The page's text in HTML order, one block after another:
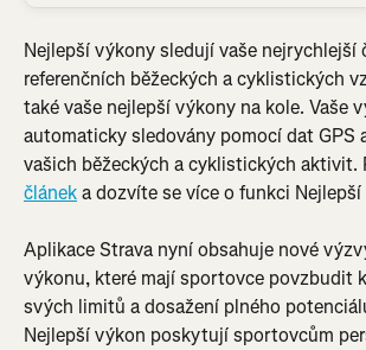
Nejlepší výkony sledují vaše nejrychlejší
referenčních běžeckých a cyklistických
také vaše nejlepší výkony na kole. Vaše
automaticky sledovány pomocí dat GPS
vašich běžeckých a cyklistických aktivit.
článek a dozvíte se více o funkci Nejlepší
Aplikace Strava nyní obsahuje nové
výkonu, které mají sportovce povzbudit
svých limitů a dosažení plného
Nejlepší výkon poskytují sportovcům